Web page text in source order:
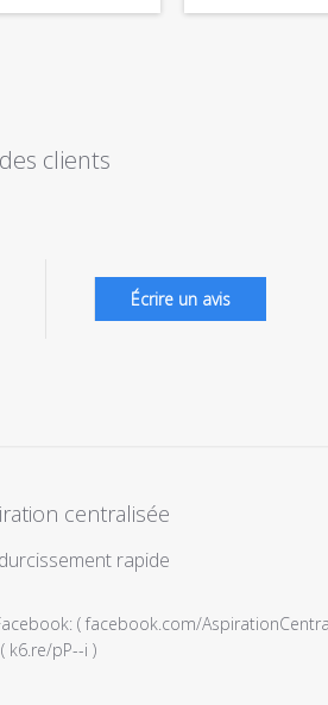
clients
Écrire un avis
centralisée
rapide
( facebook.com/
k6.re/pP--i )